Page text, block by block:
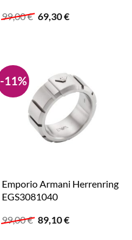
99,00€ Ursprünglicher
Preis
69,30€Aktueller
-11%
Emporio Armani Herrenring
EGS3081040
99,00€ Ursprünglicher
Preis
89,10€Aktueller